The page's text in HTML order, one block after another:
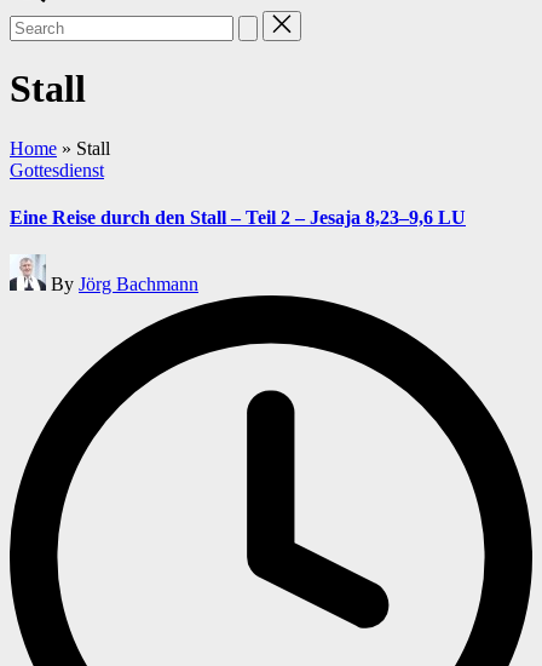
Search
for:
Stall
Home » Stall
Posted
Gottesdienst
Eine Reise durch den Stall – Teil 2 – Jesaja 8,23–9,6 LU
Posted
by
By Jörg Bachmann